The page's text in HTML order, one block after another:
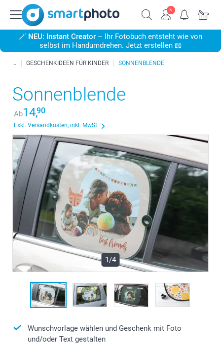
🪄 NEU: Instant Creator – Ihr Fotobuch entsteht wie von
selbst im Handumdrehen. Jetzt erstellen 📖
GESCHENKIDEEN FÜR KINDER SONNENBLENDE
Sonnenblende
Ab14,90
Exkl. Versandkosten, inkl. MwSt
1/4
Wunschvorlage wählen und Geschenk mit Foto
und/oder Text gestalten